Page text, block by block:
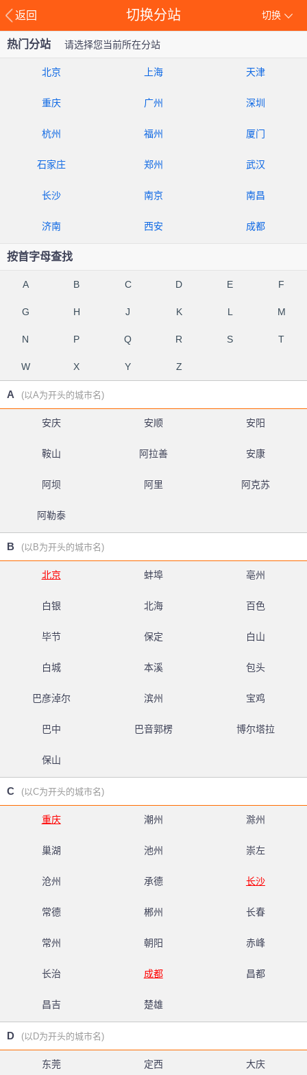
返回 切换
切换分站
热门分站 请选择您当前所在分站
北京 上海 天津
重庆 广州 深圳
杭州 福州 厦门
石家庄 郑州 武汉
长沙 南京 南昌
济南 西安 成都
按首字母查找
A B C D E F
G H J K L M
N P Q R S T
W X Y Z
A (以A为开头的城市名)
安庆 安顺 安阳
鞍山 阿拉善 安康
阿坝 阿里 阿克苏
阿勒泰
B (以B为开头的城市名)
北京 蚌埠 亳州
白银 北海 百色
毕节 保定 白山
白城 本溪 包头
巴彦淖尔 滨州 宝鸡
巴中 巴音郭楞 博尔塔拉
保山
C (以C为开头的城市名)
重庆 潮州 滁州
巢湖 池州 崇左
沧州 承德 长沙
常德 郴州 长春
常州 朝阳 赤峰
长治 成都 昌都
昌吉 楚雄
D (以D为开头的城市名)
东莞 定西 大庆